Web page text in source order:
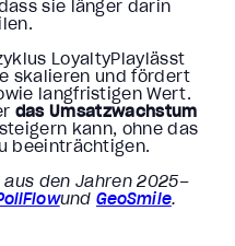
sie länger darin
LoyaltyPlaylässt
skalieren und fördert
langfristigen Wert.
das Umsatzwachstum
steigern kann, ohne das
beeinträchtigen.
den Jahren 2025–
und GeoSmile.